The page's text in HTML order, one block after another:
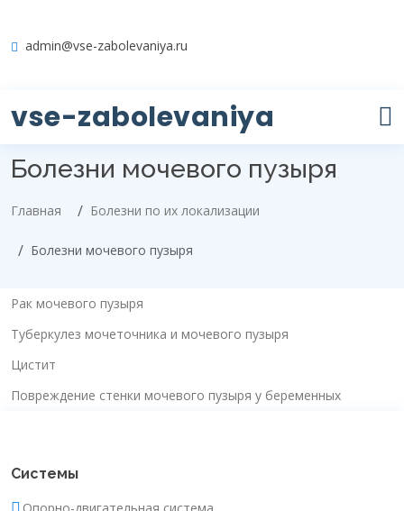
admin@vse-zabolevaniya.ru
vse-zabolevaniya
Болезни мочевого пузыря
Главная Болезни по их локализации
Болезни мочевого пузыря
Рак мочевого пузыря
Туберкулез мочеточника и мочевого пузыря
Цистит
Повреждение стенки мочевого пузыря у беременных
Системы